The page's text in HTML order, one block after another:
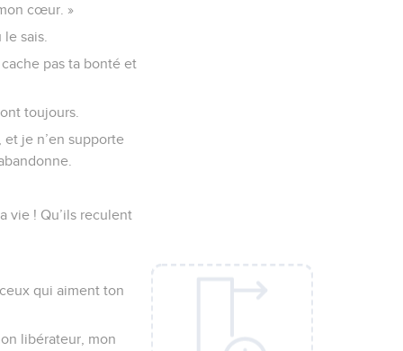
cœur. »
sais.
pas ta bonté et
toujours.
et je n’en supporte
vie ! Qu’ils reculent
qui aiment ton
libérateur, mon